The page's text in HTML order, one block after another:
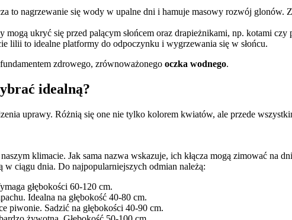
to nagrzewanie się wody w upalne dni i hamuje masowy rozwój
mogą ukryć się przed palącym słońcem oraz drapieżnikami, np. kotami czy
lilii to idealne platformy do odpoczynku i wygrzewania się w słońcu.
zdrowego, zrównoważonego oczka wodnego.
idealną?
uprawy. Różnią się one nie tylko kolorem kwiatów, ale przede
klimacie. Jak sama nazwa wskazuje, ich kłącza mogą zimować na
ciągu dnia. Do najpopularniejszych odmian należą:
głębokości 60-120 cm.
Idealna na głębokość 40-80 cm.
piwonie. Sadzić na głębokości 40-90 cm.